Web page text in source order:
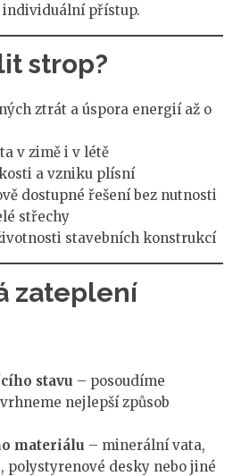
přístup.
strop?
ztrát a úspora energií až o
v zimě i v létě
a vzniku plísní
dostupné řešení bez nutnosti
střechy
stavebních konstrukcí
zateplení
stavu – posoudíme
nejlepší způsob
materiálu – minerální vata,
polystyrenové desky nebo jiné